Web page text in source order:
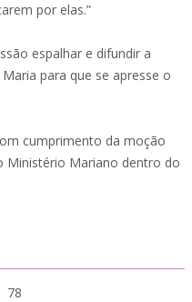
por elas.”
espalhar e difundir a
para que se apresse o
cumprimento da moção
Ministério Mariano dentro do
78